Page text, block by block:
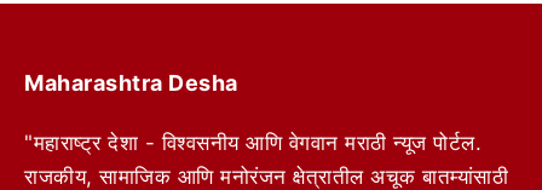
Maharashtra Desha
"महाराष्ट्र देशा - विश्वसनीय आणि वेगवान मराठी न्यूज पोर्टल.
राजकीय, सामाजिक आणि मनोरंजन क्षेत्रातील अचूक बातम्यांसाठी